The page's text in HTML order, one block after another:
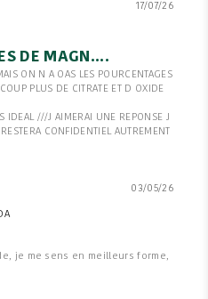
17/07/26
DE MAGN....
ON N A OAS LES POURCENTAGES
PLUS DE CITRATE ET D OXIDE
IDEAL ///J AIMERAI UNE REPONSE J
CONFIDENTIEL AUTREMENT
03/05/26
je me sens en meilleurs forme,